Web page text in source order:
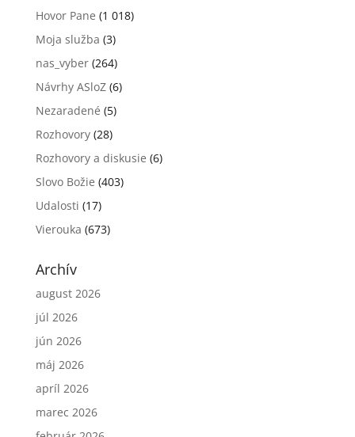
Hovor Pane (1 018)
Moja služba (3)
nas_vyber(264)
Návrhy ASloZ(6)
Nezaradené (5)
Rozhovory(28)
Rozhovory a diskusie (6)
Slovo Božie (403)
Udalosti (17)
Vierouka (673)
Archív
august 2026
júl 2026
jún 2026
máj 2026
apríl 2026
marec 2026